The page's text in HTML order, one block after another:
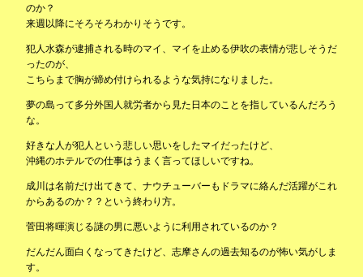
のか？
来週以降にそろそろわかりそうです。
犯人水森が逮捕される時のマイ、マイを止める伊吹の表情が悲しそうだ
ったのが、
こちらまで胸が締め付けられるような気持になりました。
夢の島って多分外国人就労者から見た日本のことを指しているんだろう
な。
好きな人が犯人という悲しい思いをしたマイだったけど、
沖縄のホテルでの仕事はうまく言ってほしいですね。
成川は名前だけ出てきて、ナウチューバーもドラマに絡んだ活躍がこれ
からあるのか？？という終わり方。
菅田将暉演じる謎の男に悪いように利用されているのか？
だんだん面白くなってきたけど、志摩さんの過去知るのが怖い気がしま
す。